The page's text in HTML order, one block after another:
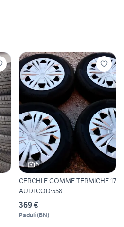
5
CERCHI E GOMME TERMICHE 17
AUDI COD:558
369 €
Paduli(BN)